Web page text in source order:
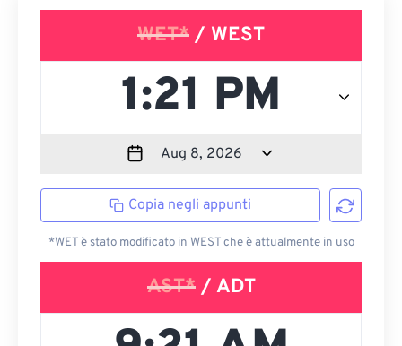
WET* / WEST
Copia negli appunti
*WET è stato modificato in WEST che è attualmente in uso
AST*/ ADT